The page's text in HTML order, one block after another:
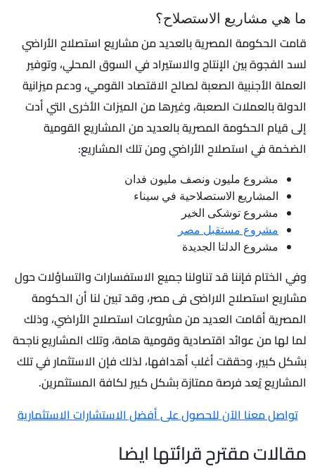
ما هي مشاريع الاستصلاح؟
قامت الحكومة المصرية بالعديد من مشاريع استصلاح الأراضي
لسد الفجوة بين الإنتاج والاستيراد في السوق المحلي، وتوفير
العملة الأجنبية الصعبة لصالح الاقتصاد القومي، ودعم ميزانية
الدولة بالعملات الصعبة، وغيرها من الميزات الأخرى التي أدت
إلى قيام الحكومة المصرية بالعديد من المشاريع القومية
الضخمة في استصلاح الأراضي ومن تلك المشاريع:
مشروع مليون ونصف مليون فدان
المشاريع الاستصلاحية في سيناء
مشروع توشكى الخير
مشروع مستقبل مصر
مشروع الدلتا الجديدة
وفي الختام فإننا قد تناولنا جميع الاستفسارات والتساؤلات حول
مشاريع استصلاح الاراضى فى مصر، وقد تبين لنا أن الحكومة
المصرية أقامت العديد من مشروعات استصلاح الأراضي، وذلك
لما لها من عوائد اقتصادية وقومية هامة، وتلك المشاريع ناجحة
بشكل كبير، وحققت أغلب أهدافها، لذلك فإن الاستثمار في تلك
المشاريع يُعد فرصة ممتازة بشكل كبير لكافة المستثمرين.
تواصل معنا الآن للحصول على أفضل الاستشارات الاستثمارية
مقالات مقترح قرائتها ايضا